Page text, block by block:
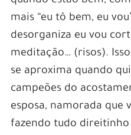
mais “eu tô bem, eu
desorganiza eu vou
meditação… (risos).
se aproxima quando
campeões do
esposa, namorada que
fazendo tudo direitinho